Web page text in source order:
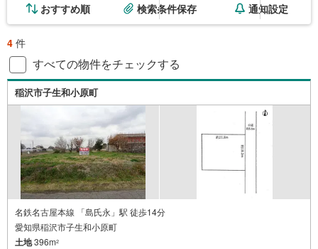
おすすめ順 検索条件保存 通知設定
4 件
すべての物件をチェックする
稲沢市子生和小原町
名鉄名古屋本線 「島氏永」駅 徒歩14分
愛知県稲沢市子生和小原町
土地396m2